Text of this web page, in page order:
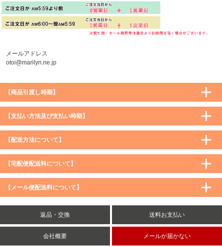
メールアドレス
otoi@marilyn.ne.jp
【商品引渡し時期】
【支払い方法及び支払い時期】
【配送方法について】
【宅配便配送料について】
購入価格 ／ 地域 通常 沖縄・離島など一部地域
5,900円（税込）未満
590円（税込）
【メール便配送料について】
5,900円（税込）以上 送料無料
返品・交換 送料お支払い
会社概要 メールが届かない